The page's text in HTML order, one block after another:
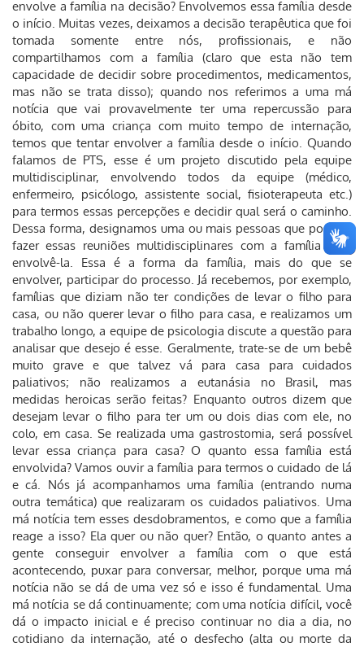
envolve a família na decisão? Envolvemos essa família desde
o início. Muitas vezes, deixamos a decisão terapêutica que foi
tomada somente entre nós, profissionais, e não
compartilhamos com a família (claro que esta não tem
capacidade de decidir sobre procedimentos, medicamentos,
mas não se trata disso); quando nos referimos a uma má
notícia que vai provavelmente ter uma repercussão para
óbito, com uma criança com muito tempo de internação,
temos que tentar envolver a família desde o início. Quando
falamos de PTS, esse é um projeto discutido pela equipe
multidisciplinar, envolvendo todos da equipe (médico,
enfermeiro, psicólogo, assistente social, fisioterapeuta etc.)
para termos essas percepções e decidir qual será o caminho.
Dessa forma, designamos uma ou mais pessoas que possam
fazer essas reuniões multidisciplinares com a família para
envolvê-la. Essa é a forma da família, mais do que se
envolver, participar do processo. Já recebemos, por exemplo,
famílias que diziam não ter condições de levar o filho para
casa, ou não querer levar o filho para casa, e realizamos um
trabalho longo, a equipe de psicologia discute a questão para
analisar que desejo é esse. Geralmente, trate-se de um bebê
muito grave e que talvez vá para casa para cuidados
paliativos; não realizamos a eutanásia no Brasil, mas
medidas heroicas serão feitas? Enquanto outros dizem que
desejam levar o filho para ter um ou dois dias com ele, no
colo, em casa. Se realizada uma gastrostomia, será possível
levar essa criança para casa? O quanto essa família está
envolvida? Vamos ouvir a família para termos o cuidado de lá
e cá. Nós já acompanhamos uma família (entrando numa
outra temática) que realizaram os cuidados paliativos. Uma
má notícia tem esses desdobramentos, e como que a família
reage a isso? Ela quer ou não quer? Então, o quanto antes a
gente conseguir envolver a família com o que está
acontecendo, puxar para conversar, melhor, porque uma má
notícia não se dá de uma vez só e isso é fundamental. Uma
má notícia se dá continuamente; com uma notícia difícil, você
dá o impacto inicial e é preciso continuar no dia a dia, no
cotidiano da internação, até o desfecho (alta ou morte da